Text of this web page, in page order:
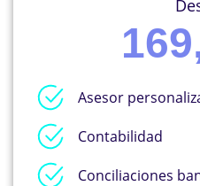
Asesor
Contabilidad
Conciliaciones